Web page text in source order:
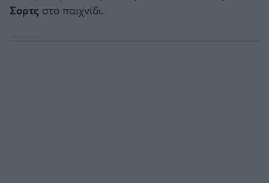
Σορτς στο παιχνίδι.